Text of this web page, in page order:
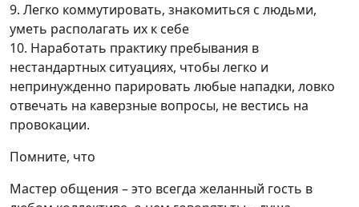
9. Легко коммутировать, знакомиться с людьми,
уметь располагать их к себе
10. Наработать практику пребывания в
нестандартных ситуациях, чтобы легко и
непринужденно парировать любые нападки, ловко
отвечать на каверзные вопросы, не вестись на
провокации.
Помните, что
Мастер общения – это всегда желанный гость в